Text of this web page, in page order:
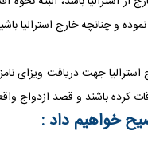
ازدواج واقعی در استرالیا داشته
خواهیم داد :